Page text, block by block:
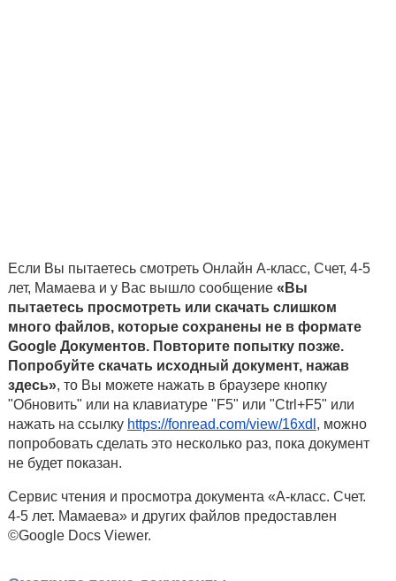
Если Вы пытаетесь смотреть Онлайн А-класс, Счет, 4-5
лет, Мамаева и у Вас вышло сообщение «Вы
пытаетесь просмотреть или скачать слишком
много файлов, которые сохранены не в формате
Google Документов. Повторите попытку позже.
Попробуйте скачать исходный документ, нажав
здесь», то Вы можете нажать в браузере кнопку
"Обновить" или на клавиатуре "F5" или "Ctrl+F5" или
нажать на ссылку https://fonread.com/view/16xdl , можно
попробовать сделать это несколько раз, пока документ
не будет показан.
Сервис чтения и просмотра документа «А-класс. Счет.
4-5 лет. Мамаева» и других файлов предоставлен
©Google Docs Viewer.